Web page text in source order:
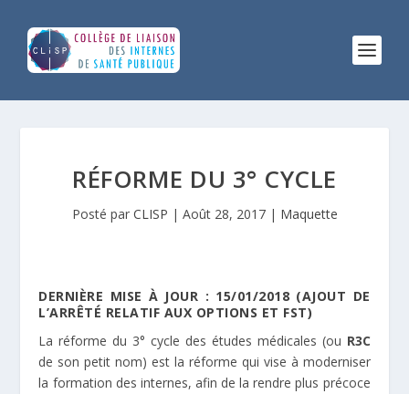
RÉFORME DU 3° CYCLE
Posté par CLISP | Août 28, 2017| Maquette
DERNIÈRE MISE À JOUR : 15/01/2018 (AJOUT DE
L’ARRÊTÉ RELATIF AUX OPTIONS ET FST)
La réforme du 3° cycle des études médicales (ou R3C
de son petit nom) est la réforme qui vise à moderniser
la formation des internes, afin de la rendre plus précoce